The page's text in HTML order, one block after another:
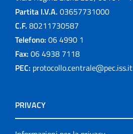
Partita I.V.A. 03657731000
C.F. 80211730587
Telefono: 06 4990 1
Fax: 06 4938 7118
PEC: protocollo.centrale@pec.iss.it
PRIVACY